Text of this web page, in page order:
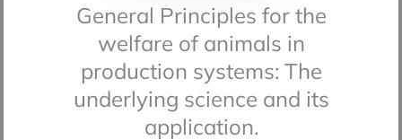
General Principles for the
welfare of animals in
production systems: The
underlying science and its
application.